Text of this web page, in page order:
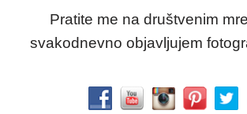
Pratite me na društvenim
svakodnevno objavljujem